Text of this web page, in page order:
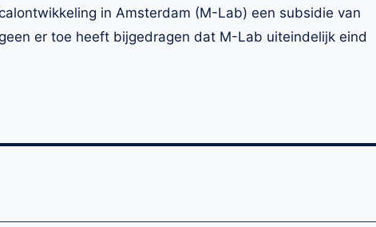
in Amsterdam (M-Lab) een subsidie van
er toe heeft bijgedragen dat M-Lab uiteindelijk eind